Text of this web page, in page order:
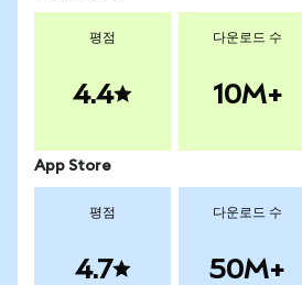
평점
4.4
다운로드 수
10M+
App Store
평점
4.7
다운로드 수
50M+